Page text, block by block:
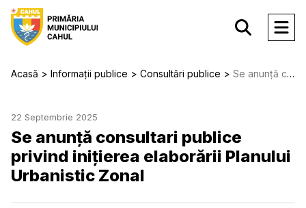
Acasă Informații publice Consultări publice Se anunță consultari publice privind inițierea elaborării Planului Urbanistic Zonal
22 Septembrie 2025
Se anunță consultari publice
privind inițierea elaborării Planului
Urbanistic Zonal